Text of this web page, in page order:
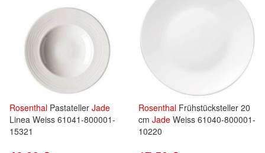
Rosenthal Pastateller Jade
Linea Weiss 61041-800001-
15321
Rosenthal Frühstücksteller 20
cm Jade Weiss 61040-800001-
10220